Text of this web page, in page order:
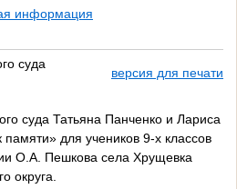
информация
суда
версия для печати
суда Татьяна Панченко и Лариса
для учеников 9-х классов
О.А. Пешкова села Хрущевка
округа.